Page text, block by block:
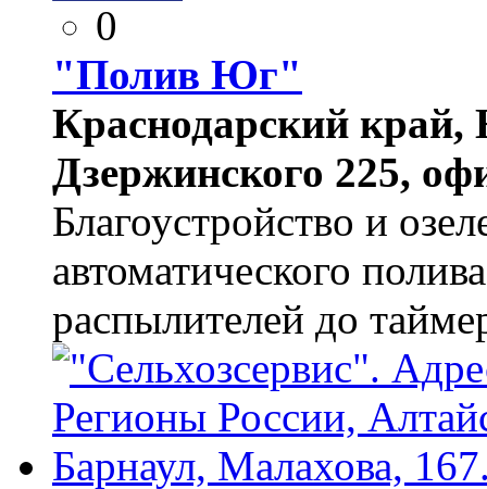
0
"Полив Юг"
Краснодарский край,
Дзержинского 225,
Благоустройство и
автоматического
распылителей до